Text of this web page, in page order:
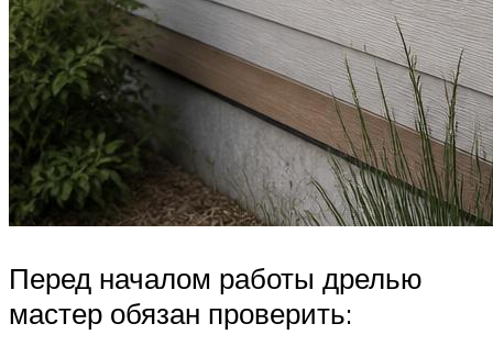
Перед началом работы дрелью
мастер обязан проверить: